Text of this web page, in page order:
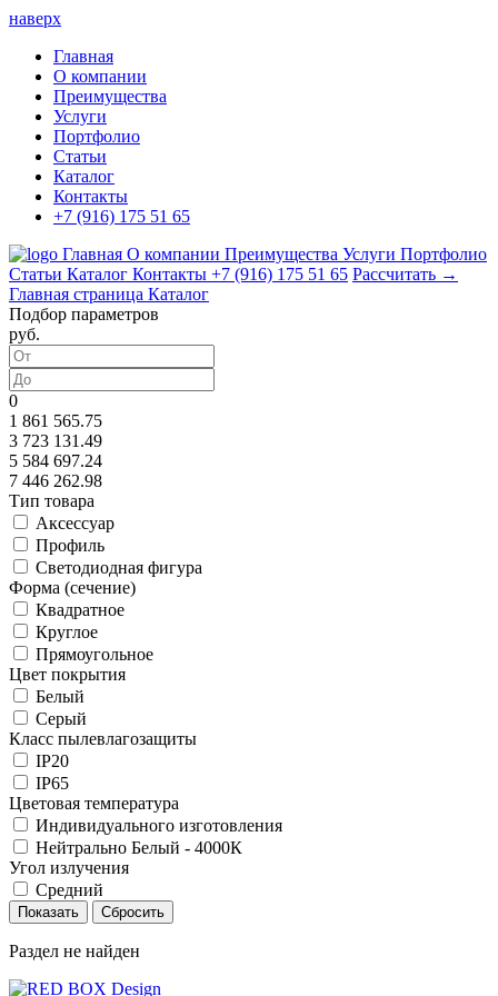
наверх
Главная
О компании
Преимущества
Услуги
Портфолио
Статьи
Каталог
Контакты
+7 (916) 175 51 65
Главная О компании Преимущества Услуги Портфолио
Статьи Каталог Контакты +7 (916) 175 51 65 Рассчитать →
Главная страница Каталог
Подбор параметров
руб.
0
1 861 565.75
3 723 131.49
5 584 697.24
7 446 262.98
Тип товара
Аксессуар
Профиль
Светодиодная фигура
Форма (сечение)
Квадратное
Круглое
Прямоугольное
Цвет покрытия
Белый
Серый
Класс пылевлагозащиты
IP20
IP65
Цветовая температура
Индивидуального изготовления
Нейтрально Белый - 4000К
Угол излучения
Средний
Раздел не найден